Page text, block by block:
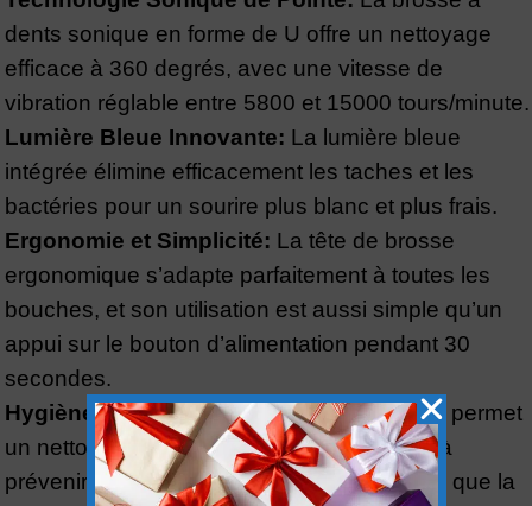
dents sonique en forme de U offre un nettoyage
efficace à 360 degrés, avec une vitesse de
vibration réglable entre 5800 et 15000 tours/minute.
Lumière Bleue Innovante: La lumière bleue
intégrée élimine efficacement les taches et les
bactéries pour un sourire plus blanc et plus frais.
Ergonomie et Simplicité: La tête de brosse
ergonomique s’adapte parfaitement à toutes les
bouches, et son utilisation est aussi simple qu’un
appui sur le bouton d’alimentation pendant 30
secondes.
Hygiène Dentaire Maximale:Cette brosse permet
un nettoyage en profondeur qui peut aider à
prévenir certaines maladies dentaires telles que la